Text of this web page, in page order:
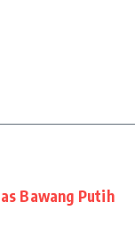
Bawang Putih